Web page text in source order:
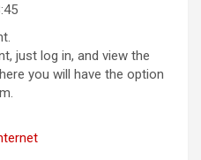
just log in, and view the
you will have the option